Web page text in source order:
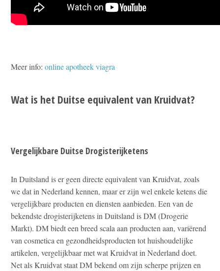
Meer info:online apotheek viagra
Wat is het Duitse equivalent van Kruidvat?
Vergelijkbare Duitse Drogisterijketens
In Duitsland is er geen directe equivalent van Kruidvat, zoals
we dat in Nederland kennen, maar er zijn wel enkele ketens die
vergelijkbare producten en diensten aanbieden. Een van de
bekendste drogisterijketens in Duitsland is DM (Drogerie
Markt). DM biedt een breed scala aan producten aan, variërend
van cosmetica en gezondheidsproducten tot huishoudelijke
artikelen, vergelijkbaar met wat Kruidvat in Nederland doet.
Net als Kruidvat staat DM bekend om zijn scherpe prijzen en